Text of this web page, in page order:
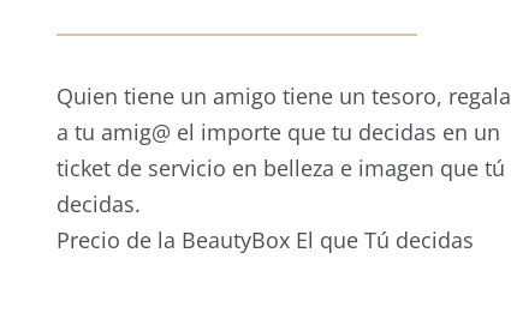
Quien tiene un amigo tiene un tesoro, regala
a tu amig@ el importe que tu decidas en un
ticket de servicio en belleza e imagen que tú
decidas.
Precio de la BeautyBox El que Tú decidas